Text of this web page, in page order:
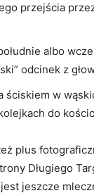
przejścia
albo
odcinek z
ściskiem w
do
plus
Długiego
jeszcze